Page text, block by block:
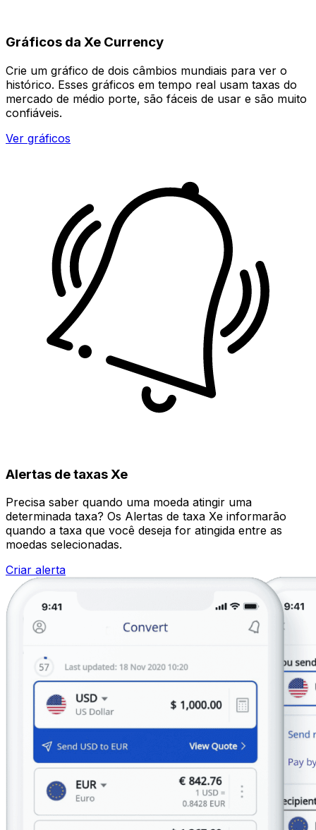
Gráficos da Xe Currency
Crie um gráfico de dois câmbios mundiais para ver o
histórico. Esses gráficos em tempo real usam taxas do
mercado de médio porte, são fáceis de usar e são muito
confiáveis.
Ver gráficos
Alertas de taxas Xe
Precisa saber quando uma moeda atingir uma
determinada taxa? Os Alertas de taxa Xe informarão
quando a taxa que você deseja for atingida entre as
moedas selecionadas.
Criar alerta